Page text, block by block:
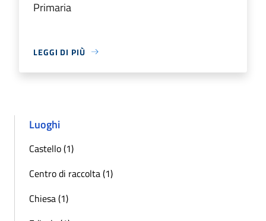
Primaria
LEGGI DI PIÙ
Luoghi
Castello (1)
Centro di raccolta (1)
Chiesa (1)